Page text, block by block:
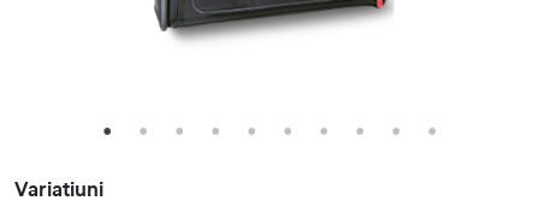
1 2 3 4 5 6 7 8 9 10
Variatiuni